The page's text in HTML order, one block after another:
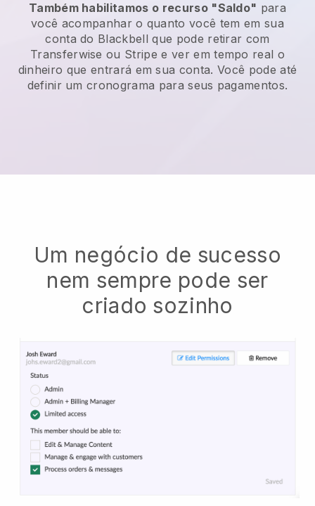
Também habilitamos o recurso "Saldo" para
você acompanhar o quanto você tem em sua
conta do Blackbell que pode retirar com
Transferwise ou Stripe e ver em tempo real o
dinheiro que entrará em sua conta. Você pode até
definir um cronograma para seus pagamentos.
Um negócio de sucesso
nem sempre pode ser
criado sozinho